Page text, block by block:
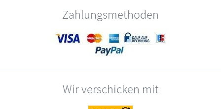
Zahlungsmethoden
Wir verschicken mit